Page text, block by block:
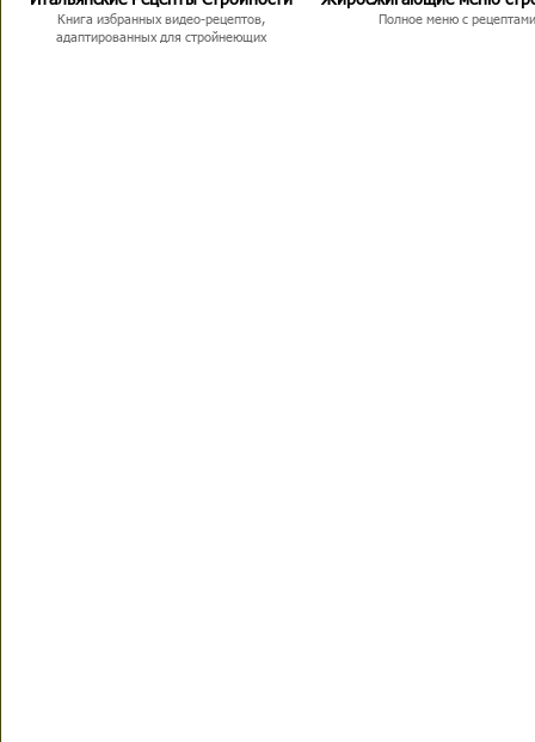
Книга избранных видео-рецептов,
адаптированных для стройнеющих
Полное меню с рецептами